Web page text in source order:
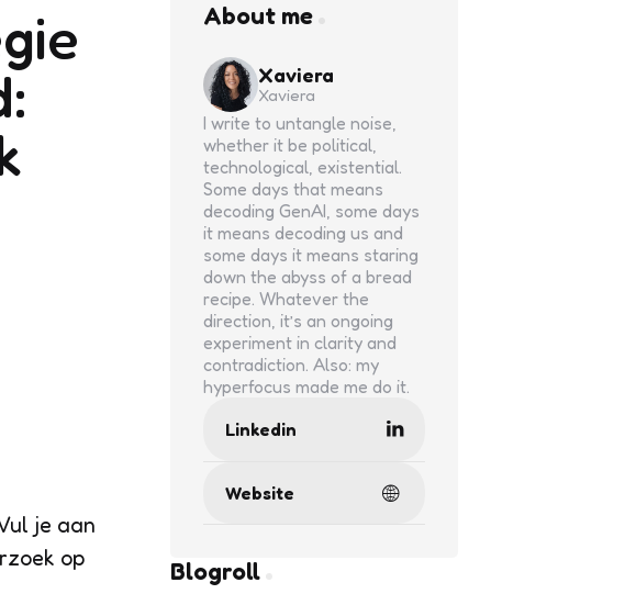
je aan
op
About me
Xaviera
Xaviera
I write to untangle noise,
whether it be political,
technological, existential.
Some days that means
decoding GenAI, some days
it means decoding us and
some days it means staring
down the abyss of a bread
recipe. Whatever the
direction, it’s an ongoing
experiment in clarity and
contradiction. Also: my
hyperfocus made me do it.
Linkedin
Website
Blogroll